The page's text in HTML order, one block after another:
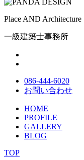
Place AND Architecture
一級建築士事務所
086-444-6020
お問い合わせ
HOME
PROFILE
GALLERY
BLOG
TOP